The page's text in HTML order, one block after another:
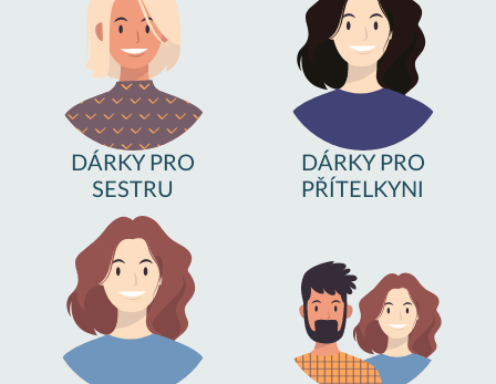
DÁRKY PRO
SESTRU
DÁRKY PRO
PŘÍTELKYNI